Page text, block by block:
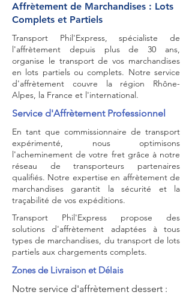
Affrètement de Marchandises : Lots
Complets et Partiels
Transport Phil'Express, spécialiste de
l'affrètement depuis plus de 30 ans,
organise le transport de vos marchandises
en lots partiels ou complets. Notre service
d'affrètement couvre la région Rhône-
Alpes, la France et l'international.
Service d'Affrètement Professionnel
En tant que commissionnaire de transport
expérimenté, nous optimisons
l'acheminement de votre fret grâce à notre
réseau de transporteurs partenaires
qualifiés. Notre expertise en affrètement de
marchandises garantit la sécurité et la
traçabilité de vos expéditions.
Transport Phil'Express propose des
solutions d'affrètement adaptées à tous
types de marchandises, du transport de lots
partiels aux chargements complets.
Zones de Livraison et Délais
Notre service d'affrètement dessert :